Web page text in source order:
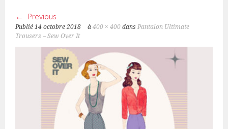
Previous
Publié14 octobre 2018 à400 × 400 dansPantalon Ultimate
Trousers – Sew Over It